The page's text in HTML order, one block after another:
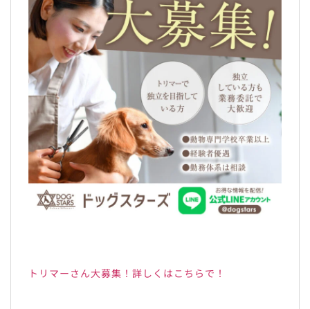
トリマーさん大募集！詳しくはこちらで！